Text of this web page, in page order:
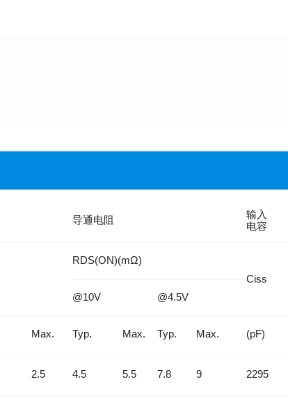
导通电阻
输入
电容
RDS(ON)(mΩ)
Ciss
@10V @4.5V
Max. Typ. Max. Typ. Max. (pF)
2.5 4.5 5.5 7.8 9 2295